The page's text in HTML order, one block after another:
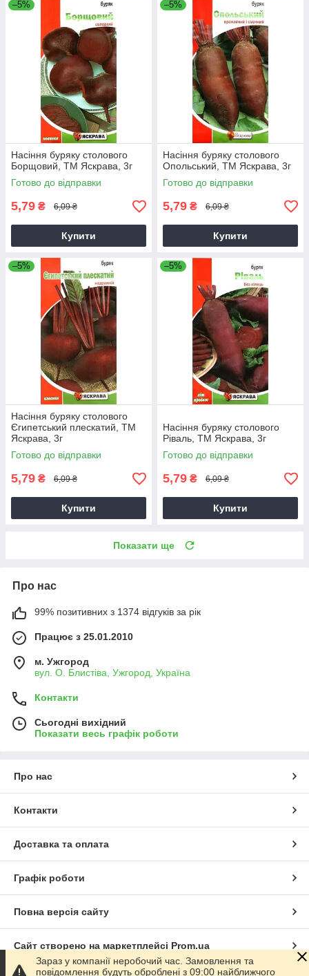
–5%
Насіння буряку столового
Борщовий, ТМ Яскрава, 3г
Готово до відправки
5,79 ₴ 6,09 ₴
Купити
–5%
Насіння буряку столового
Опольський, ТМ Яскрава, 3г
Готово до відправки
5,79 ₴ 6,09 ₴
Купити
–5%
Насіння буряку столового
Єгипетський плескатий, ТМ
Яскрава, 3г
Готово до відправки
5,79 ₴ 6,09 ₴
Купити
–5%
Насіння буряку столового
Ріваль, ТМ Яскрава, 3г
Готово до відправки
5,79 ₴ 6,09 ₴
Купити
Показати ще
Про нас
99% позитивних з 1374 відгуків за рік
Працює з 25.01.2010
м. Ужгород
вул. О. Блистіва, Ужгород, Україна
Контакти
Сьогодні вихідний
Показати весь графік роботи
Про нас
Контакти
Доставка та оплата
Графік роботи
Повна версія сайту
Сайт створено на маркетплейсі Prom.ua
Зараз у компанії неробочий час. Замовлення та
повідомлення будуть оброблені з 09:00 найближчого